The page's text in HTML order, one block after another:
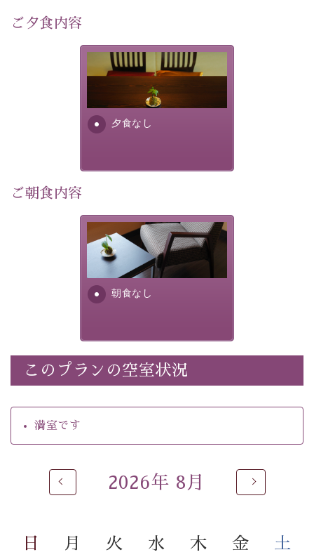
意しております。
諏訪湖の穏やかな景色、心身を解きほぐす温泉、そして
温かいおもてなし。ご滞在を楽しみに待つ日々が旅をよ
り特別なものにしてくれます。
早めのご予約で、お得に癒しのひとときをお過ごしくだ
個室料亭、貸切風呂のご利用が可能な上、 安心安全にご
滞在いただけるよう
徹底した衛生管理を行っております。
-------------------------------------------------
・宿泊料金5%OFF
・環境に配慮したアメニティをご用意
・館内フリーWi-Fi
・駐車場完備
・チェックイン15時、チェックアウト10時
自家源泉「美翠源泉」は酸化の進みが遅く新鮮で若返り
の効果が高い、極めて希有な源泉です。身も心も癒され
温泉の成分に合わせ、防菌防カビの特殊素材の畳を使
ご夕食内容
夕食なし
夕食なしご夕食を追加される
場合は、二食付きのプランを
お選びくださいませ。
ご朝食内容
朝食なし
朝食なし。ご朝食を付ける場
合は朝食付きのプランをお選
びくださいませ。
このプランの空室状況
満室です
2026年 8月
日 月 火 水 木 金 土